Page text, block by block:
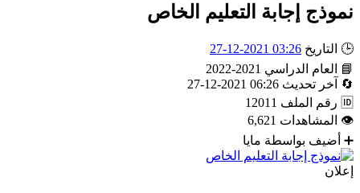
نموذج إجابة التعليم الخاص
🕒 التاريخ 03:26 2021-12-27
📘
العام الدراسي 2021-2022
🔄
آخر تحديث 06:26 2021-12-27
🆔 رقم الملف 12011
👁
المشاهدات 6,621
➕
أضيف بواسطة مايا
إعلان